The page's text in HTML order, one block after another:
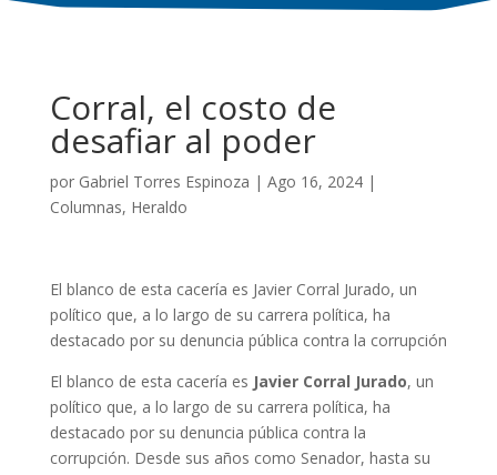
Corral, el costo de
desafiar al poder
por Gabriel Torres Espinoza | Ago 16, 2024|
Columnas, Heraldo
El blanco de esta cacería es Javier Corral Jurado, un
político que, a lo largo de su carrera política, ha
destacado por su denuncia pública contra la corrupción
El blanco de esta cacería es Javier Corral Jurado, un
político que, a lo largo de su carrera política, ha
destacado por su denuncia pública contra la
corrupción. Desde sus años como Senador, hasta su